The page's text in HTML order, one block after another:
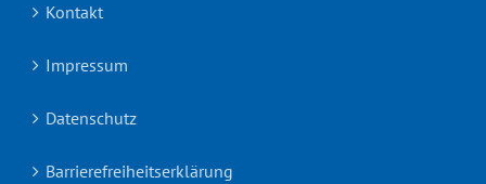
Kontakt
Impressum
Datenschutz
Barrierefreiheitserklärung